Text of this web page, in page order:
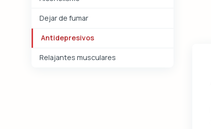
Dejar de fumar
Antidepresivos
Relajantes musculares